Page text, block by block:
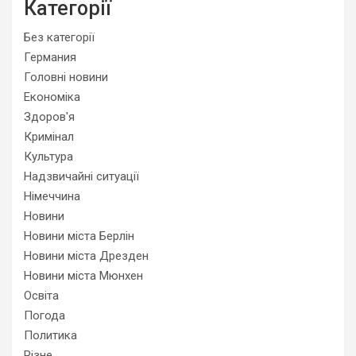
Категорії
Без категорії
Германия
Головні новини
Економіка
Здоров'я
Кримінал
Культура
Надзвичайні ситуації
Німеччина
Новини
Новини міста Берлін
Новини міста Дрезден
Новини міста Мюнхен
Освіта
Погода
Политика